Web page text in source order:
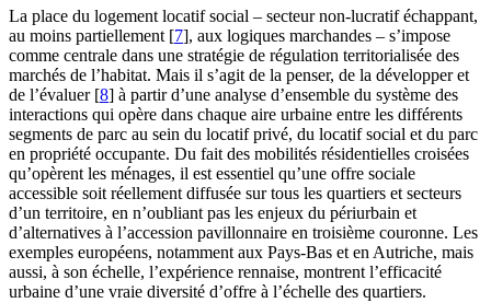
La place du logement locatif social – secteur non-lucratif échappant,
au moins partiellement [7], aux logiques marchandes – s’impose
comme centrale dans une stratégie de régulation territorialisée des
marchés de l’habitat. Mais il s’agit de la penser, de la développer et
de l’évaluer[8] à partir d’une analyse d’ensemble du système des
interactions qui opère dans chaque aire urbaine entre les différents
segments de parc au sein du locatif privé, du locatif social et du parc
en propriété occupante. Du fait des mobilités résidentielles croisées
qu’opèrent les ménages, il est essentiel qu’une offre sociale
accessible soit réellement diffusée sur tous les quartiers et secteurs
d’un territoire, en n’oubliant pas les enjeux du périurbain et
d’alternatives à l’accession pavillonnaire en troisième couronne. Les
exemples européens, notamment aux Pays-Bas et en Autriche, mais
aussi, à son échelle, l’expérience rennaise, montrent l’efficacité
urbaine d’une vraie diversité d’offre à l’échelle des quartiers.